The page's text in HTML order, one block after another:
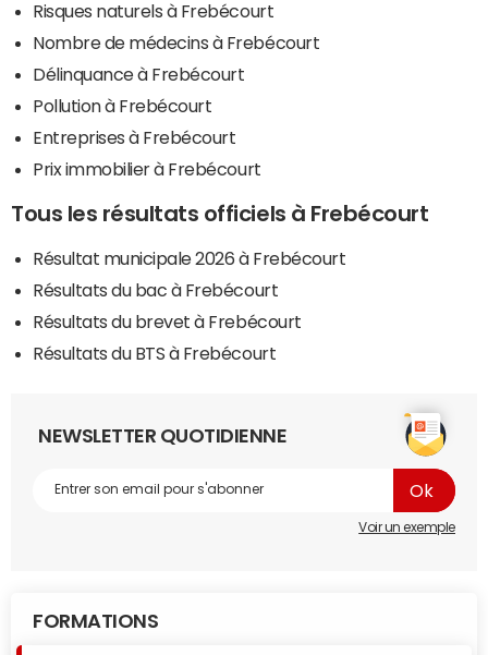
Risques naturels à Frebécourt
Nombre de médecins à Frebécourt
Délinquance à Frebécourt
Pollution à Frebécourt
Entreprises à Frebécourt
Prix immobilier à Frebécourt
Tous les résultats officiels à Frebécourt
Résultat municipale 2026 à Frebécourt
Résultats du bac à Frebécourt
Résultats du brevet à Frebécourt
Résultats du BTS à Frebécourt
NEWSLETTER QUOTIDIENNE
Voir un exemple
FORMATIONS